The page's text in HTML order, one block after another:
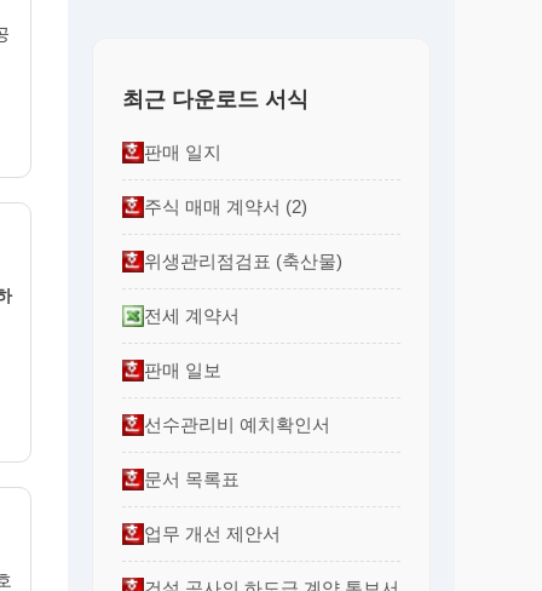
최근 다운로드 서식
판매 일지
주식 매매 계약서 (2)
위생관리점검표 (축산물)
전세 계약서
판매 일보
선수관리비 예치확인서
문서 목록표
업무 개선 제안서